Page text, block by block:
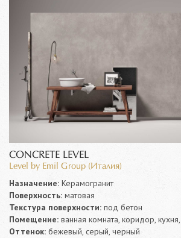
CONCRETE LEVEL
Level by Emil Group (Италия)
Назначение: Керамогранит
Поверхность: матовая
Текстура поверхности: под бетон
Помещение: ванная комната, коридор,
Оттенок: бежевый, серый, черный